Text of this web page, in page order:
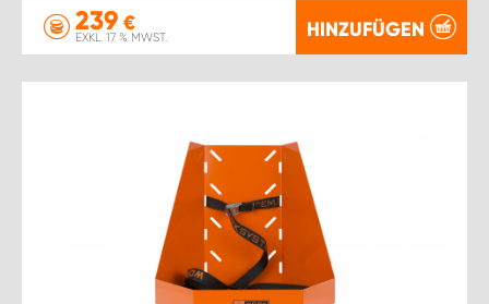
239 €
EXKL. 17 % MWST. HINZUFÜGEN